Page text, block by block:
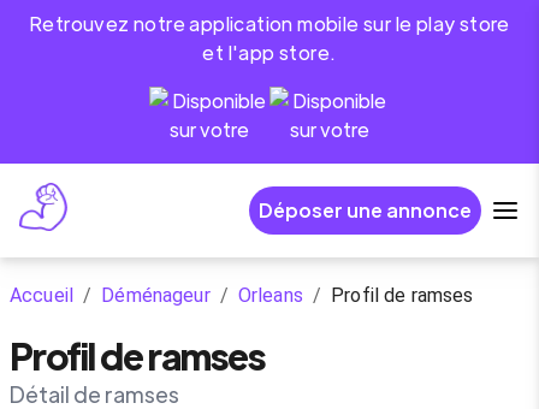
Retrouvez notre application mobile sur le play store
et l'app store.
Déposer une annonce
Accueil / Déménageur / Orleans / Profil de ramses
Profil de ramses
Détail de ramses